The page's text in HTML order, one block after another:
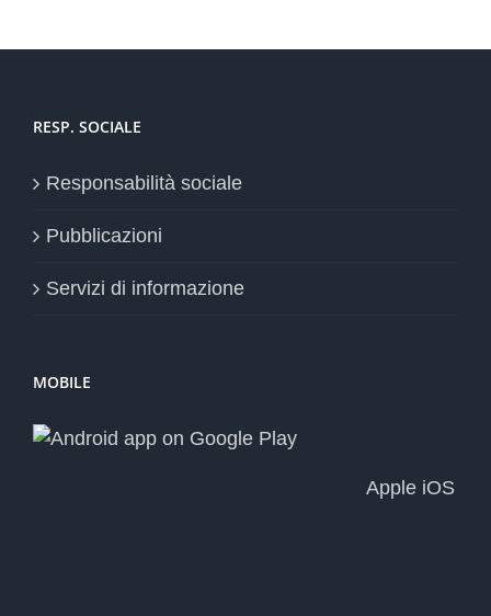
RESP. SOCIALE
Responsabilità sociale
Pubblicazioni
Servizi di informazione
MOBILE
Apple iOS